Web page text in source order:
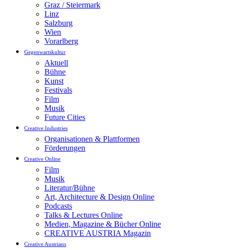
Graz / Steiermark
Linz
Salzburg
Wien
Vorarlberg
Gegenwartskultur
Aktuell
Bühne
Kunst
Festivals
Film
Musik
Future Cities
Creative Industries
Organisationen & Plattformen
Förderungen
Creative Online
Film
Musik
Literatur/Bühne
Art, Architecture & Design Online
Podcasts
Talks & Lectures Online
Medien, Magazine & Bücher Online
CREATIVE AUSTRIA Magazin
Creative Austrians